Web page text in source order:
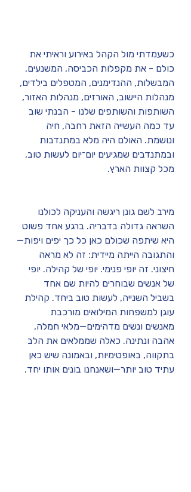
כשעמדתי מול הקהל באירוע וראיתי את
כולם - את מקפלות הכביסה, המשנעים,
המבשלות, ההנדימנים, המטפלים בילדים,
מנהלות היישוב, האורזים, מנהלות האזור,
השותפות והשותפים שלנו - הבנתי שוב
עד כמה העשייה הזאת רחבה, חיה
ונושמת. האולם היה מלא במתנדבות
ובמתנדבים שמגיעים יום־יום לעשות טוב,
מכל קצוות הארץ.
מירב לשם גונן ריגשה והעניקה לכולנו
השראה גדולה בדבריה. ברגע אחד פשוט
היא שיתפה שכולם כאן כל כך יפים ויפות—
והתגובה הייתה מיידית: זה לא מראה
חיצוני. זה יופי פנימי. יופי של קהילה. יופי
של אנשים שבוחרים להיות שם אחד
בשביל השנייה, לעשות טוב ביחד. קהילת
עוגן למשפחות המילואים מורכבת
מאנשים ונשים מדהימים—מלאי חמלה,
אהבה ונתינה. כאלה שממלאים את הלב
בתקווה, באופטימיות, ובאמונה שיש כאן
עתיד טוב יותר—ושאנחנו בונים אותו יחד.